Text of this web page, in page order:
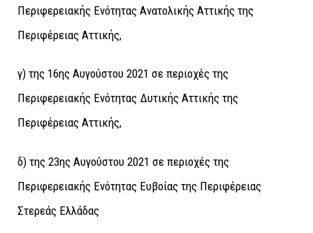
Περιφερειακής Ενότητας Ανατολικής Αττικής της
Περιφέρειας Αττικής,
γ) της 16ης Αυγούστου 2021 σε περιοχές της
Περιφερειακής Ενότητας Δυτικής Αττικής της
Περιφέρειας Αττικής,
δ) της 23ης Αυγούστου 2021 σε περιοχές της
Περιφερειακής Ενότητας Ευβοίας της Περιφέρειας
Στερεάς Ελλάδας